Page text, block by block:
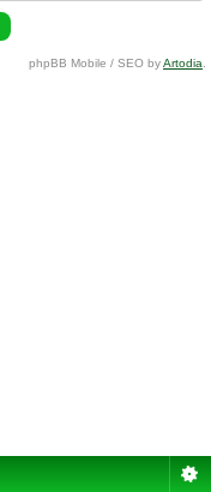
phpBB Mobile / SEO byArtodia